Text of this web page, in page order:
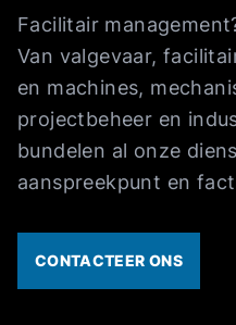
Facilitair
Van valgevaar,
en machines,
projectbeheer en
bundelen al onze
aanspreekpunt en
CONTACTEER ONS